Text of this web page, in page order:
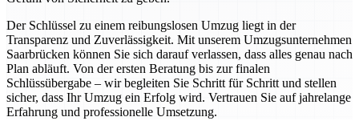
Der Schlüssel zu einem reibungslosen Umzug liegt in der
Transparenz und Zuverlässigkeit. Mit unserem Umzugsunternehmen
Saarbrücken können Sie sich darauf verlassen, dass alles genau nach
Plan abläuft. Von der ersten Beratung bis zur finalen
Schlüssübergabe – wir begleiten Sie Schritt für Schritt und stellen
sicher, dass Ihr Umzug ein Erfolg wird. Vertrauen Sie auf jahrelange
Erfahrung und professionelle Umsetzung.